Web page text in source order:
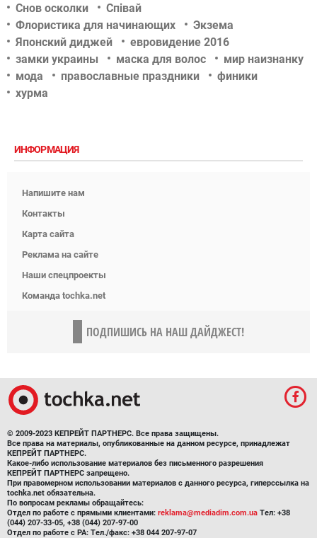
Снов осколки
Співай
Флористика для начинающих
Экзема
Японский диджей
евровидение 2016
замки украины
маска для волос
мир наизнанку
мода
православные праздники
финики
хурма
ИНФОРМАЦИЯ
Напишите нам
Контакты
Карта сайта
Реклама на сайте
Наши спецпроекты
Команда tochka.net
ПОДПИШИСЬ НА НАШ ДАЙДЖЕСТ!
© 2009-2023 КЕПРЕЙТ ПАРТНЕРС. Все права защищены.
Все права на материалы, опубликованные на данном ресурсе, принадлежат
КЕПРЕЙТ ПАРТНЕРС.
Какое-либо использование материалов без письменного разрешения
КЕПРЕЙТ ПАРТНЕРС запрещено.
При правомерном использовании материалов с данного ресурса, гиперссылка на
tochka.net обязательна.
По вопросам рекламы обращайтесь:
Отдел по работе с прямыми клиентами: reklama@mediadim.com.ua Тел: +38
(044) 207-33-05, +38 (044) 207-97-00
Отдел по работе с РА: Тел./факс: +38 044 207-97-07